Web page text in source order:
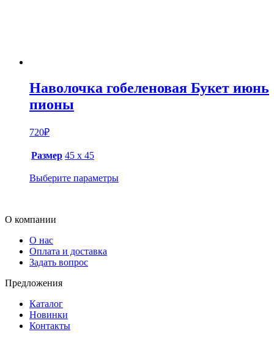
Наволочка гобеленовая Букет июнь
пионы
720₽
Размер 45 х 45
Выберите параметры
О компании
О нас
Оплата и доставка
Задать вопрос
Предложения
Каталог
Новинки
Контакты